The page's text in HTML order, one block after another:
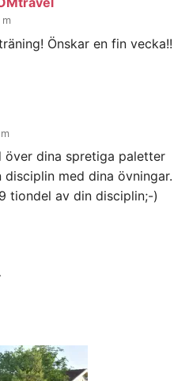
Önskar en fin vecka!!
över dina spretiga paletter
disciplin med dina övningar.
tiondel av din disciplin;-)